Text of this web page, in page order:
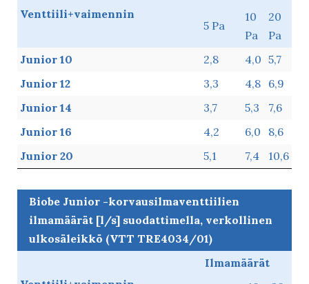
korvausilmaventtiilien
suodatinta, verkollinen
ulkosäleikkö (VTT
TRE4034/01)
Venttiili+vaimennin
5 Pa
10
Pa
20
Pa
Junior 10
2,8 4,0 5,7
Junior 12
3,3 4,8 6,9
Junior 14
3,7 5,3
7,6
Junior 16
4,2 6,0
8,6
Junior 20
5,1 7,4 10,6
Biobe Junior -korvausilmaventtiilien
ilmamäärät [l/s] suodattimella, verkollinen
ulkosäleikkö (VTT TRE4034/01)
korvausilmaventtiilien
Ilmamäärät